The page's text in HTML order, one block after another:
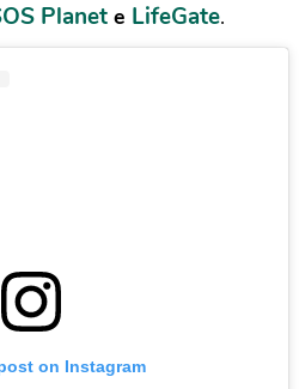
Planet e LifeGate.
on Instagram